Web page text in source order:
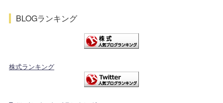
BLOGランキング
株式ランキング